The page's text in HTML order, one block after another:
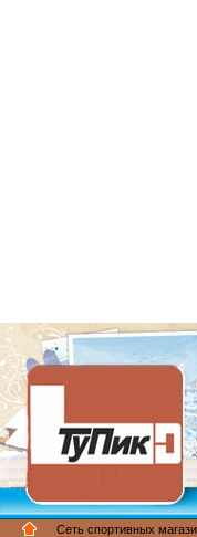
Cеть спортивных